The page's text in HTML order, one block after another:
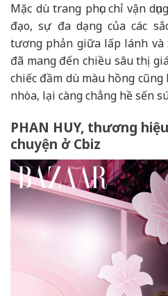
Mặc dù trang phục chỉ vận
đạo, sự đa dạng của các
tương phản giữa lấp lánh và
đã mang đến chiều sâu thị
chiếc đầm dù màu hồng
nhòa, lại càng chẳng hề sến
PHAN HUY, thương
chuyện ở Cbiz